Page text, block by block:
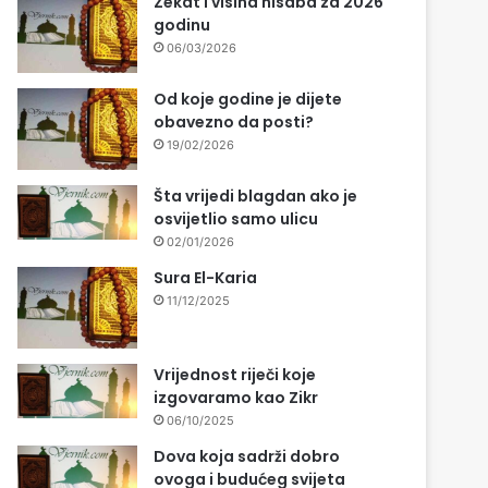
godinu
06/03/2026
Od koje godine je dijete
obavezno da posti?
19/02/2026
Šta vrijedi blagdan ako je
osvijetlio samo ulicu
02/01/2026
Sura El-Karia
11/12/2025
Vrijednost riječi koje
izgovaramo kao Zikr
06/10/2025
Dova koja sadrži dobro
ovoga i budućeg svijeta